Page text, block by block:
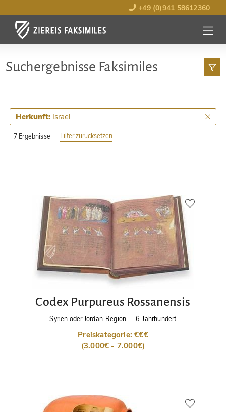
+49 (0)941 58612360
MENÜ
Such­ergebnisse Faksimiles
7 Ergebnisse
Herkunft: Israel
Filter zurücksetzen
Codex Purpureus Rossanensis
Syrien oder Jordan-Region—6. Jahrhundert
Preiskategorie: €€€
(3.000€ - 7.000€)